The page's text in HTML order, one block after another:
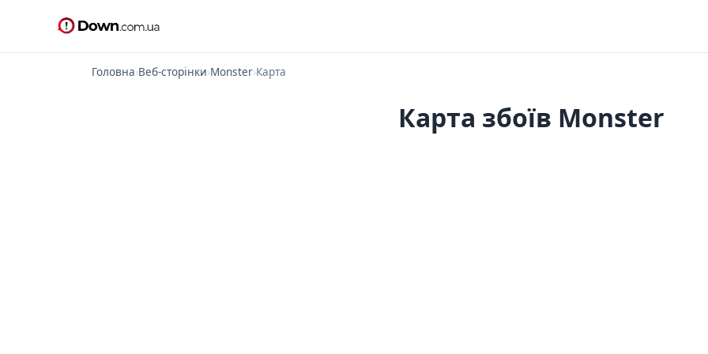
Головна›Веб-сторінки›Monster›Карта
Карта збоїв Monster